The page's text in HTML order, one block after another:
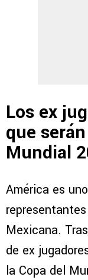
Los ex
que
Mundial
América es
Mexicana.
de ex
la Copa del